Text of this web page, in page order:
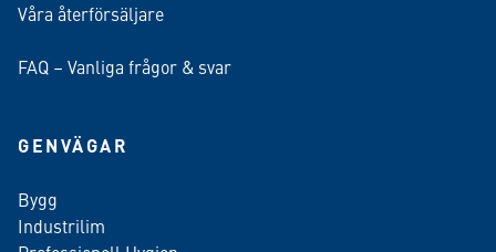
Våra återförsäljare
FAQ – Vanliga frågor & svar
GENVÄGAR
Bygg
Industrilim